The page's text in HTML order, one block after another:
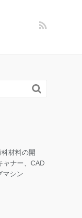

材料の開
ャナー、CAD
マシン